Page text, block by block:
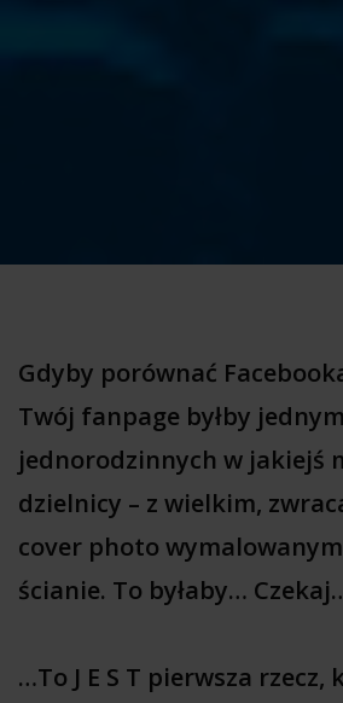
Gdyby porównać
Twój fanpage byłby
jednorodzinnych w jakiejś
dzielnicy – z wielkim,
cover photo
ścianie. To byłaby…
…To J E S T pierwsza rzecz,